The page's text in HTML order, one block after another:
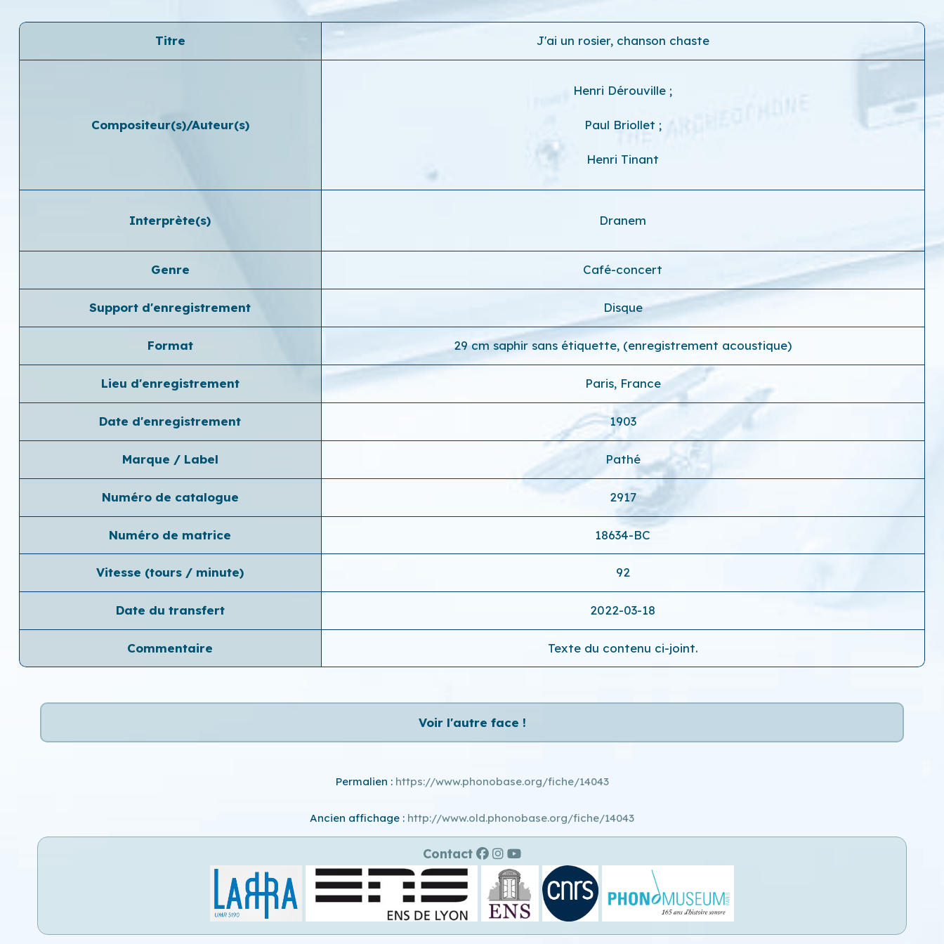
Titre J'ai un rosier, chanson chaste
Compositeur(s)/Auteur(s)
Henri Dérouville ;
Paul Briollet ;
Henri Tinant
Interprète(s) Dranem
Genre Café-concert
Support d'enregistrement Disque
Format 29 cm saphir sans étiquette, (enregistrement acoustique)
Lieu d'enregistrement Paris, France
Date d'enregistrement 1903
Marque / Label Pathé
Numéro de catalogue 2917
Numéro de matrice 18634-BC
Vitesse (tours / minute) 92
Date du transfert 2022-03-18
Commentaire Texte du contenu ci-joint.
Voir l'autre face !
Permalien : https://www.phonobase.org/fiche/14043
Ancien affichage : http://www.old.phonobase.org/fiche/14043
Contact